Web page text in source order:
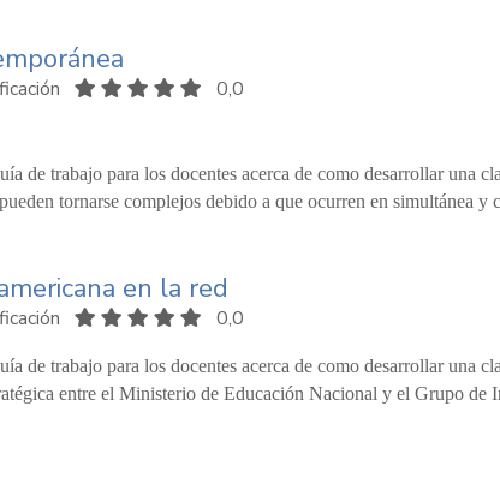
0,0
de trabajo para los docentes acerca de como desarrollar una
tornarse complejos debido a que ocurren en simultánea y
en la red
0,0
de trabajo para los docentes acerca de como desarrollar una
entre el Ministerio de Educación Nacional y el Grupo de